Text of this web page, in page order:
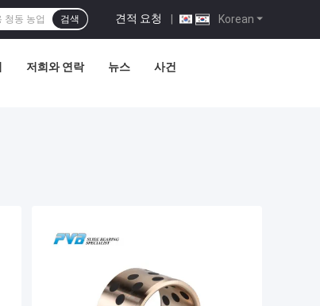
Korean
견적 요청 |
검색
저희와 연락 뉴스 사건